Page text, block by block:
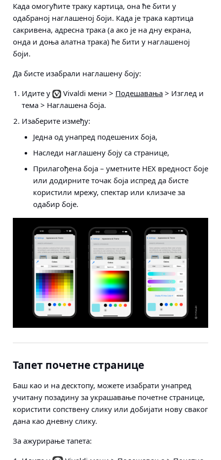
Када омогућите траку картица, она ће бити у
одабраној наглашеној боји. Када је трака картица
сакривена, адресна трака (а ако је на дну екрана,
онда и доња алатна трака) ће бити у наглашеној
боји.
Да бисте изабрали наглашену боју:
Идите у
Vivaldi мени > Подешавања > Изглед и
тема > Наглашена боја.
Изаберите између:
Једна од унапред подешених боја,
Наследи наглашену боју са странице,
Прилагођена боја – уметните HEX вредност боје
или додирните точак боја испред да бисте
користили мрежу, спектар или клизаче за
одабир боје.
Тапет почетне странице
Баш као и на десктопу, можете изабрати унапред
учитану позадину за украшавање почетне странице,
користити сопствену слику или добијати нову сваког
дана као дневну слику.
За ажурирање тапета: